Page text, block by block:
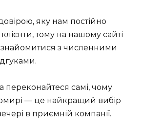
яку нам постійно
тому на нашому сайті
з численними
переконайтеся самі, чому
— це найкращий вибір
в приємній компанії.